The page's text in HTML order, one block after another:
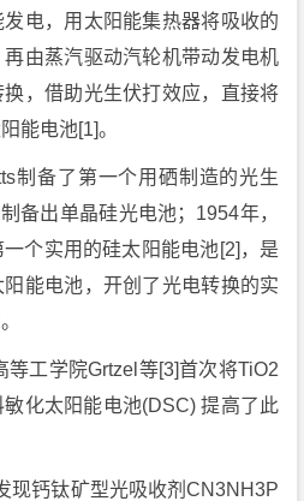
电，用太阳能集热器将吸收的
由蒸汽驱动汽轮机带动发电机
，借助光生伏打效应，直接将
能电池[1]。
了第一个用硒制造的光生
备出单晶硅光电池；1954年，
个实用的硅太阳能电池[2]，是
能电池，开创了光电转换的实
等工学院Grtzel等[3]首次将TiO2
化太阳能电池(DSC) 提高了此
现钙钛矿型光吸收剂CN3NH3P